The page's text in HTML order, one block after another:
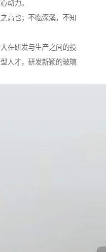
动力。
高也；不临深溪，不知
在研发与生产之间的投
人才，研发新颖的玻璃